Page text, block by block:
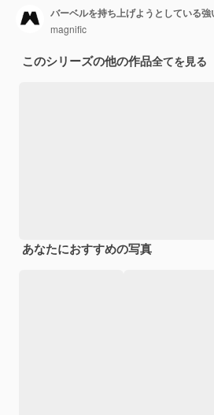
magnific
このシリーズの他の作品全てを見る
あなたにおすすめの写真